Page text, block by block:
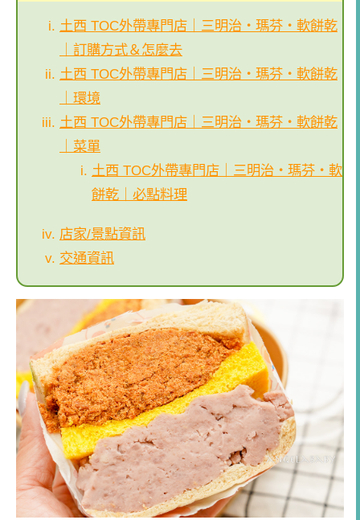
土西 TOC外帶專門店｜三明治・瑪芬・軟餅乾
｜訂購方式＆怎麼去
土西 TOC外帶專門店｜三明治・瑪芬・軟餅乾
｜環境
土西 TOC外帶專門店｜三明治・瑪芬・軟餅乾
｜菜單
土西 TOC外帶專門店｜三明治・瑪芬・軟
餅乾｜必點料理
店家/景點資訊
交通資訊